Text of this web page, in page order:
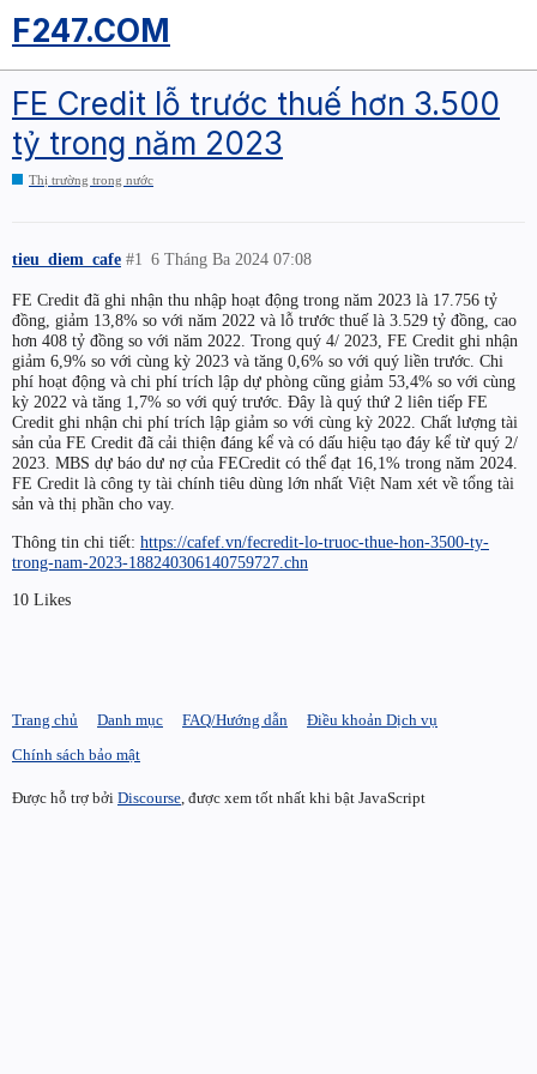
F247.COM
FE Credit lỗ trước thuế hơn 3.500
tỷ trong năm 2023
Thị trường trong nước
tieu_diem_cafe 6 Tháng Ba 2024 07:08
#1
FE Credit đã ghi nhận thu nhập hoạt động trong năm 2023 là 17.756 tỷ
đồng, giảm 13,8% so với năm 2022 và lỗ trước thuế là 3.529 tỷ đồng, cao
hơn 408 tỷ đồng so với năm 2022. Trong quý 4/ 2023, FE Credit ghi nhận
giảm 6,9% so với cùng kỳ 2023 và tăng 0,6% so với quý liền trước. Chi
phí hoạt động và chi phí trích lập dự phòng cũng giảm 53,4% so với cùng
kỳ 2022 và tăng 1,7% so với quý trước. Đây là quý thứ 2 liên tiếp FE
Credit ghi nhận chi phí trích lập giảm so với cùng kỳ 2022. Chất lượng tài
sản của FE Credit đã cải thiện đáng kể và có dấu hiệu tạo đáy kể từ quý 2/
2023. MBS dự báo dư nợ của FECredit có thể đạt 16,1% trong năm 2024.
FE Credit là công ty tài chính tiêu dùng lớn nhất Việt Nam xét về tổng tài
sản và thị phần cho vay.
Thông tin chi tiết: https://cafef.vn/fecredit-lo-truoc-thue-hon-3500-ty-
trong-nam-2023-188240306140759727.chn
10 Likes
Trang chủ Danh mục FAQ/Hướng dẫn
Điều khoản Dịch vụ
Chính sách bảo mật
Được hỗ trợ bởi Discourse , được xem tốt nhất khi bật JavaScript